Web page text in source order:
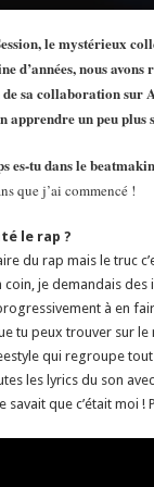
, le mystérieux
d’années, nous
sa collaboration sur
apprendre un peu plus
es-tu dans le
que j’ai commencé !
le rap ?
du rap mais le truc
coin, je demandais
à en
tu peux trouver sur le
qui regroupe
les lyrics du son
savait que c’était moi